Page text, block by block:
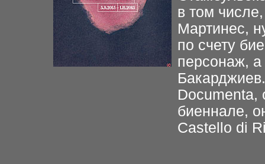
в том
Мартинес,
по счету
персонаж,
Documenta,
биеннале,
Castello di